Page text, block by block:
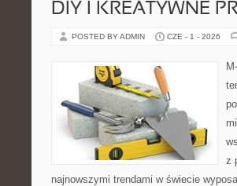
DIY I KREATYWNE
POSTED BY ADMIN CZE - 1 - 2026
z
najnowszymi trendami w świecie